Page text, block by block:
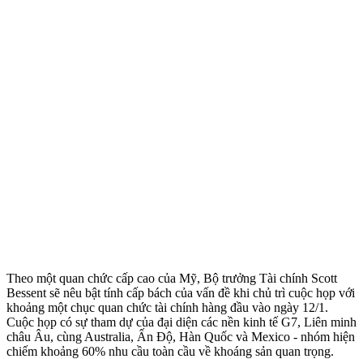
Theo một quan chức cấp cao của Mỹ, Bộ trưởng Tài chính Scott
Bessent sẽ nêu bật tính cấp bách của vấn đề khi chủ trì cuộc họp với
khoảng một chục quan chức tài chính hàng đầu vào ngày 12/1.
Cuộc họp có sự tham dự của đại diện các nền kinh tế G7, Liên minh
châu Âu, cùng Australia, Ấn Độ, Hàn Quốc và Mexico - nhóm hiện
chiếm khoảng 60% nhu cầu toàn cầu về khoáng sản quan trọng.